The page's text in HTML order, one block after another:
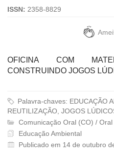
ISSN: 2358-8829
OFICINA COM
CONSTRUINDO JOGOS
Palavra-chaves: EDUCAÇÃO
REUTILIZAÇÃO, JOGOS
Comunicação Oral (CO) /
Educação Ambiental
Publicado em 14 de outubro